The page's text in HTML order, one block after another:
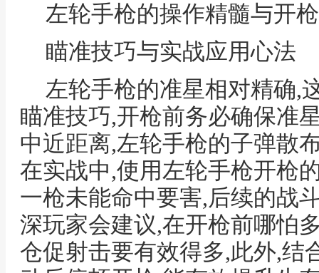
左轮手枪的操作精髓与开
瞄准技巧与实战应用心法
左轮手枪的准星相对精确,
瞄准技巧,开枪前务必确保准
中近距离,左轮手枪的子弹散
在实战中,使用左轮手枪开枪
一枪未能命中要害,后续的战
深玩家会建议,在开枪前哪怕
仓促射击要有效得多,此外,结